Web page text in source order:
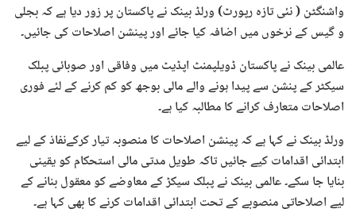
واشنگٹن ( نئی تازہ رپورٹ) ورلڈ بینک نے پاکستان پر زور دیا ہے کہ بجلی
و گیس کے نرخوں میں اضافہ کیا جائے اور پینشن اصلاحات کی جائیں۔
عالمی بینک نے پاکستان ڈویلپمنٹ اپڈیٹ میں وفاقی اور صوبائی پبلک
سیکٹر کے پنشن سے پیدا ہونے والے مالی بوجھ کو کم کرنے کے لئے فوری
اصلاحات متعارف کرانے کا مطالبہ کیا ہے۔
ورلڈ بینک نے کہا ہے کہ پینشن اصلاحات کا منصوبہ تیار کرکےنفاذ کے لیے
ابتدائی اقدامات کیے جائیں تاکہ طویل مدتی مالی استحکام کو یقینی
بنایا جا سکے۔ عالمی بینک نے پبلک سیکڑ کے معاوضے کو معقول بنانے کے
لیے اصلاحاتی منصوبے کے تحت ابتدائی اقدامات کرنے کا بھی کہا ہے۔